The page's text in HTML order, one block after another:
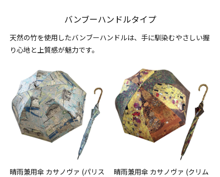
バンブーハンドルタイプ
天然の竹を使用したバンブーハンドルは、手に馴染むやさしい握
り心地と上質感が魅力です。
晴雨兼用傘 カサノヴァ (パリス
晴雨兼用傘 カサノヴァ (クリム